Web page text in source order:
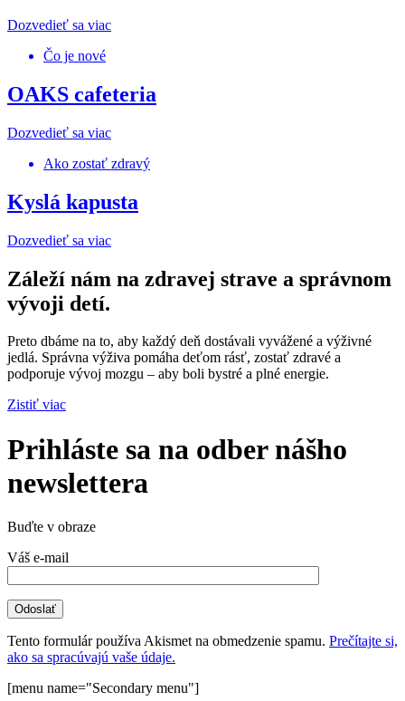
Dozvedieť sa viac
Čo je nové
OAKS cafeteria
Dozvedieť sa viac
Ako zostať zdravý
Kyslá kapusta
Dozvedieť sa viac
Záleží nám na zdravej strave a správnom
vývoji detí.
Preto dbáme na to, aby každý deň dostávali vyvážené a výživné
jedlá. Správna výživa pomáha deťom rásť, zostať zdravé a
podporuje vývoj mozgu – aby boli bystré a plné energie.
Zistiť viac
Prihláste sa na odber nášho
newslettera
Buďte v obraze
Váš e-mail
Tento formulár používa Akismet na obmedzenie spamu. Prečítajte si,
ako sa spracúvajú vaše údaje.
[menu name="Secondary menu"]